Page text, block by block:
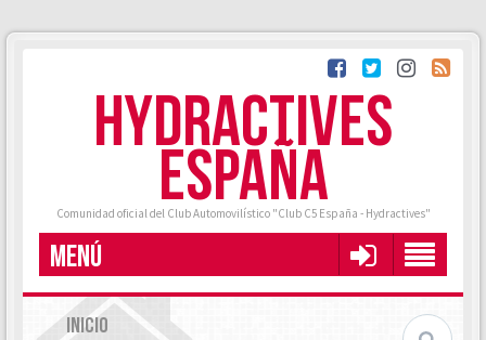
HYDRACTIVES
ESPAÑA
Comunidad oficial del Club Automovilístico "Club C5 España - Hydractives"
MENÚ
INICIO